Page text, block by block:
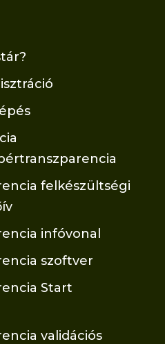
felkészültségi
infóvonal
szoftver
Start
validációs